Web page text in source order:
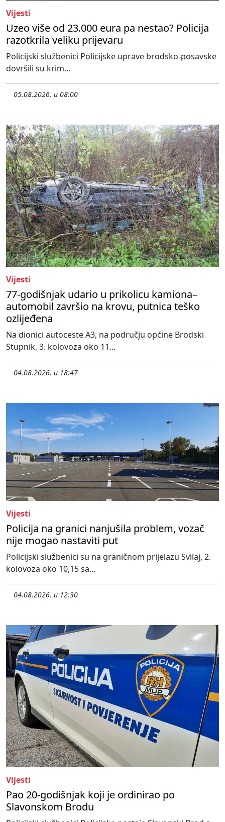
Vijesti
Uzeo više od 23.000 eura pa nestao? Policija
razotkrila veliku prijevaru
Policijski službenici Policijske uprave brodsko-posavske
dovršili su krim...
05.08.2026. u 08:00
Vijesti
77-godišnjak udario u prikolicu kamiona–
automobil završio na krovu, putnica teško
ozlijeđena
Na dionici autoceste A3, na području općine Brodski
Stupnik, 3. kolovoza oko 11...
04.08.2026. u 18:47
Vijesti
Policija na granici nanjušila problem, vozač
nije mogao nastaviti put
Policijski službenici su na graničnom prijelazu Svilaj, 2.
kolovoza oko 10,15 sa...
04.08.2026. u 12:30
Vijesti
Pao 20-godišnjak koji je ordinirao po
Slavonskom Brodu